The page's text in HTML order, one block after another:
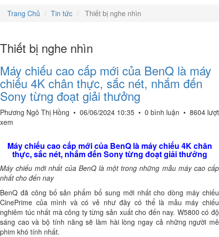
Trang Chủ
Tin tức Thiết bị nghe nhìn
Thiết bị nghe nhìn
Máy chiếu cao cấp mới của BenQ là máy
chiếu 4K chân thực, sắc nét, nhắm đến
Sony từng đoạt giải thưởng
Phương Ngô Thị Hồng • 06/06/2024 10:35 • 0 bình luận • 8604 lượt
xem
Máy chiếu cao cấp mới của BenQ là máy chiếu 4K chân
thực, sắc nét, nhắm đến Sony từng đoạt giải thưởng
Máy chiếu mới nhất của BenQ là một trong những mẫu máy cao cấp
nhất cho đến nay
BenQ đã công bố sản phẩm bổ sung mới nhất cho dòng máy chiếu
CinePrime của mình và có vẻ như đây có thể là mẫu máy chiếu
nghiêm túc nhất mà công ty từng sản xuất cho đến nay. W5800 có độ
sáng cao và bộ tính năng sẽ làm hài lòng ngay cả những người mê
phim khó tính nhất.